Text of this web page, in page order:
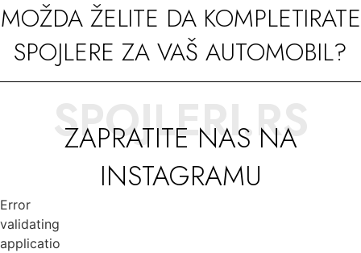
MOŽDA ŽELITE DA KOMPLETIRATE
SPOJLERE ZA VAŠ AUTOMOBIL?
SPOJLERI.RS
ZAPRATITE NAS NA
INSTAGRAMU
Error
validating
application